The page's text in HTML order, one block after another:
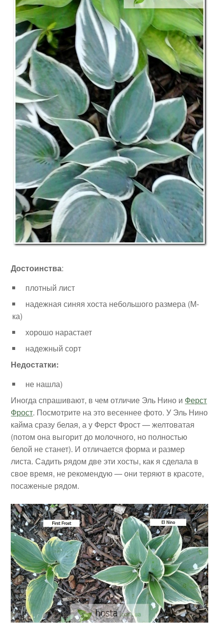
Достоинства:
плотный лист
надежная синяя хоста небольшого размера (М-
ка)
хорошо нарастает
надежный сорт
Недостатки:
не нашла)
Иногда спрашивают, в чем отличие Эль Нино и Ферст
Фрост. Посмотрите на это весеннее фото. У Эль Нино
кайма сразу белая, а у Ферст Фрост — желтоватая
(потом она выгорит до молочного, но полностью
белой не станет). И отличается форма и размер
листа. Садить рядом две эти хосты, как я сделала в
свое время, не рекомендую — они теряют в красоте,
посаженые рядом.